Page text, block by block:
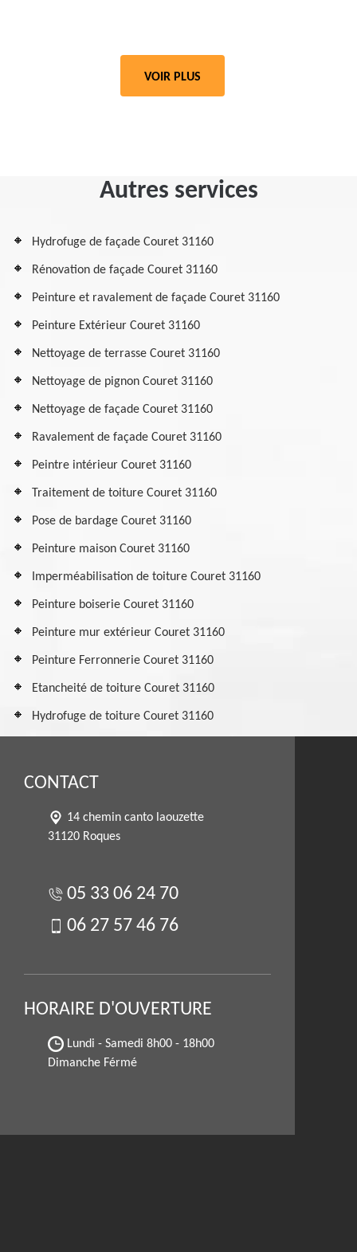
VOIR PLUS
Autres services
Hydrofuge de façade Couret 31160
Rénovation de façade Couret 31160
Peinture et ravalement de façade Couret 31160
Peinture Extérieur Couret 31160
Nettoyage de terrasse Couret 31160
Nettoyage de pignon Couret 31160
Nettoyage de façade Couret 31160
Ravalement de façade Couret 31160
Peintre intérieur Couret 31160
Traitement de toiture Couret 31160
Pose de bardage Couret 31160
Peinture maison Couret 31160
Imperméabilisation de toiture Couret 31160
Peinture boiserie Couret 31160
Peinture mur extérieur Couret 31160
Peinture Ferronnerie Couret 31160
Etancheité de toiture Couret 31160
Hydrofuge de toiture Couret 31160
CONTACT
14 chemin canto laouzette
31120 Roques
05 33 06 24 70
06 27 57 46 76
HORAIRE D'OUVERTURE
Lundi - Samedi 8h00 - 18h00
Dimanche Férmé